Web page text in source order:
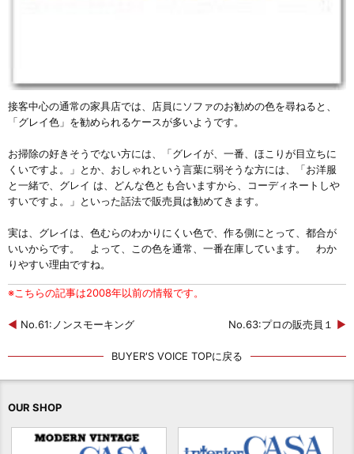
接客中心の通常の家具店では、店員にソファのお勧めの色を尋ねると、
「グレイ色」を勧められるケースが多いようです。
お掃除の好きそうでない方には、「グレイが、一番、ほこりが目立ちに
くいですよ。」とか、おしゃれという言葉に弱そうな方には、「お洋服
と一緒で、グレイ は、どんな色とも合いますから、コーディネートしや
すいですよ。」といった話法で販売員は勧めてきます。
実は、グレイは、色むらのわかりにくい色で、作る側にとって、都合が
いいからです。 よって、この色を通常、一番在庫しています。 わか
りやすい理由ですね。
※こちらの記事は2008年以前の情報です。
◀ No.61:ノンスモーキング No.63:プロの販売員１ ▶
BUYER'S VOICE TOPに戻る
OUR SHOP